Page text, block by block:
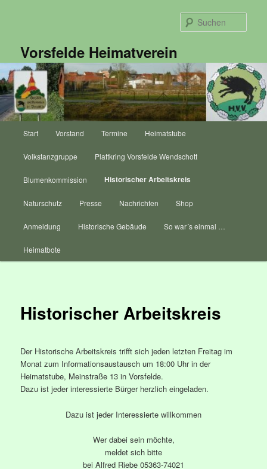
Vorsfelde Heimatverein
Start Vorstand Termine Heimatstube
Volkstanzgruppe Plattkring Vorsfelde Wendschott
Blumenkommission Historischer Arbeitskreis
Naturschutz Presse Nachrichten Shop
Anmeldung Historische Gebäude So war´s einmal …
Heimatbote
Historischer Arbeitskreis
Der Historische Arbeitskreis trifft sich jeden letzten Freitag im
Monat zum Informationsaustausch um 18:00 Uhr in der
Heimatstube, Meinstraße 13 in Vorsfelde.
Dazu ist jeder interessierte Bürger herzlich eingeladen.
Dazu ist jeder Interessierte willkommen
Wer dabei sein möchte,
meldet sich bitte
bei Alfred Riebe 05363-74021